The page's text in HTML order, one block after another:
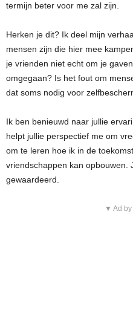
termijn beter voor me zal zijn.
Herken je dit? Ik deel mijn
mensen zijn die hier mee
je vrienden niet echt om je
omgegaan? Is het fout om
dat soms nodig voor
Ik ben benieuwd naar jullie
helpt jullie perspectief me om
om te leren hoe ik in de
vriendschappen kan opbouwen.
gewaardeerd.
▼ Ad by